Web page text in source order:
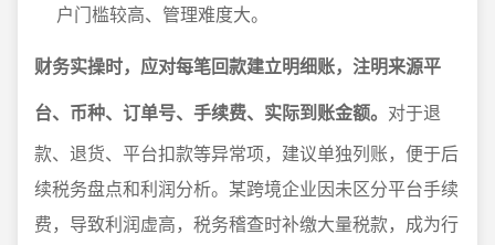
户门槛较高、管理难度大。
财务实操时，应对每笔回款建立明细账，注明来源平
台、币种、订单号、手续费、实际到账金额。 对于退
款、退货、平台扣款等异常项，建议单独列账，便于后
续税务盘点和利润分析。某跨境企业因未区分平台手续
费，导致利润虚高，税务稽查时补缴大量税款，成为行